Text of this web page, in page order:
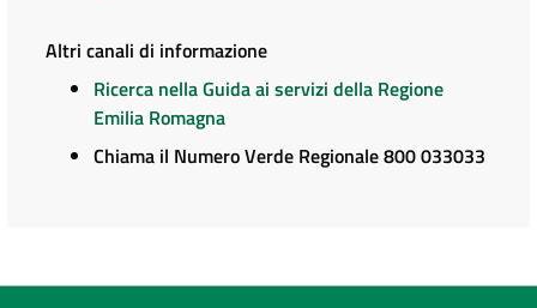
Altri canali di informazione
Ricerca nella Guida ai servizi della Regione
Emilia Romagna
Chiama il Numero Verde Regionale 800 033033